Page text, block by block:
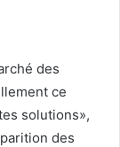
des
ce
solutions»,
des